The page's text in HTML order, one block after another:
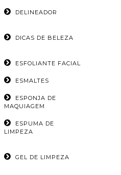
DELINEADOR
DICAS DE BELEZA
ESFOLIANTE FACIAL
ESMALTES
ESPONJA DE
MAQUIAGEM
ESPUMA DE
LIMPEZA
GEL DE LIMPEZA